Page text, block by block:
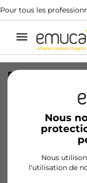
Pour tous les
Alterner
navigation
Nous
Nous
l'utilisation de
PIED CONUS